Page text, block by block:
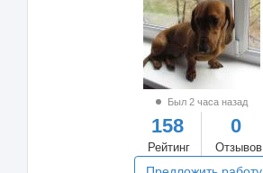
Был 2 часа назад
158
Рейтинг
0
Отзывов